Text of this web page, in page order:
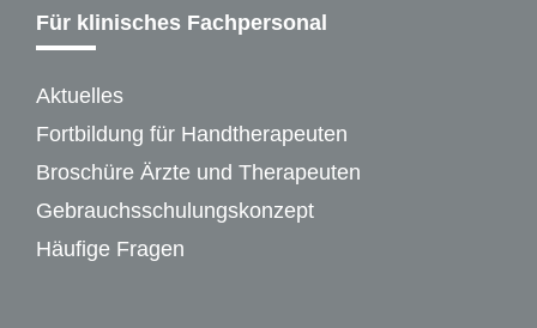
Für klinisches Fachpersonal
Aktuelles
Fortbildung für Handtherapeuten
Broschüre Ärzte und Therapeuten
Gebrauchsschulungskonzept
Häufige Fragen